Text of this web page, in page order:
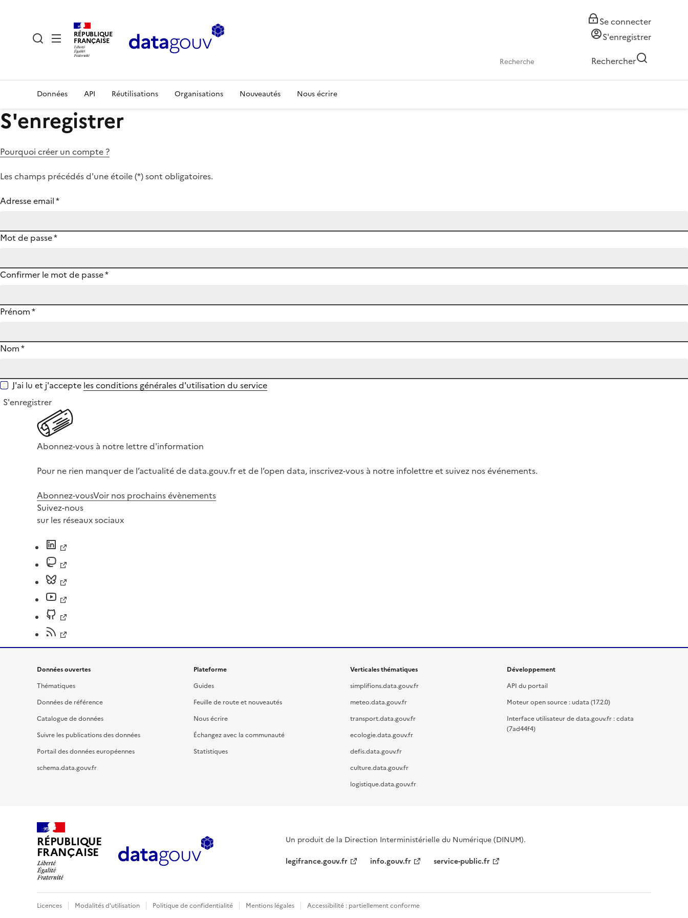
RÉPUBLIQUE
FRANÇAISE
Se connecter
S'enregistrer
Rechercher
Données API Réutilisations Organisations Nouveautés Nous écrire
S'enregistrer
Pourquoi créer un compte ?
Les champs précédés d'une étoile (*) sont obligatoires.
Adresse email*
Mot de passe*
Confirmer le mot de passe*
Prénom*
Nom*
J'ai lu et j'accepte les conditions générales d'utilisation du service
S'enregistrer
Abonnez-vous à notre lettre d'information
Pour ne rien manquer de l’actualité de data.gouv.fr et de l’open data, inscrivez-vous à notre infolettre et suivez nos événements.
Abonnez-vousVoir nos prochains évènements
Suivez-nous
sur les réseaux sociaux
Données ouvertes
Thématiques
Données de référence
Catalogue de données
Suivre les publications des données
Portail des données européennes
schema.data.gouv.fr
Plateforme
Guides
Feuille de route et nouveautés
Nous écrire
Échangez avec la communauté
Statistiques
Verticales thématiques
simplifions.data.gouv.fr
meteo.data.gouv.fr
transport.data.gouv.fr
ecologie.data.gouv.fr
defis.data.gouv.fr
culture.data.gouv.fr
logistique.data.gouv.fr
Développement
API du portail
Moteur open source : udata (17.2.0)
Interface utilisateur de data.gouv.fr : cdata
(7ad44f4)
RÉPUBLIQUE
FRANÇAISE
Un produit de la Direction Interministérielle du Numérique (DINUM).
legifrance.gouv.fr
info.gouv.fr service-public.fr
Licences Modalités d'utilisation Politique de confidentialité Mentions légales Accessibilité : partiellement conforme